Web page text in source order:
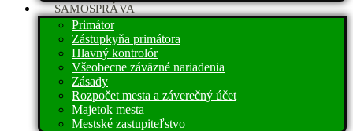
SAMOSPRÁVA
Primátor
Zástupkyňa primátora
Hlavný kontrolór
Všeobecne záväzné nariadenia
Zásady
Rozpočet mesta a záverečný účet
Majetok mesta
Mestské zastupiteľstvo